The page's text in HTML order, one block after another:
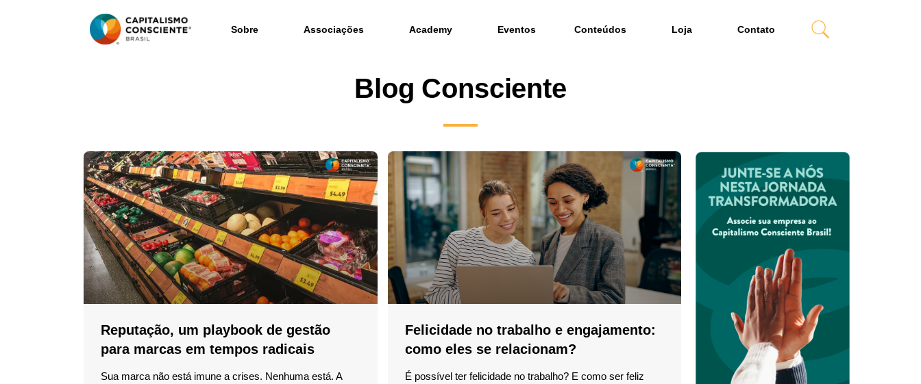
Sobre Associações Academy Eventos Conteúdos Loja Contato
Blog Consciente
Reputação, um playbook de gestão
para marcas em tempos radicais
Sua marca não está imune a crises. Nenhuma está. A
Felicidade no trabalho e engajamento:
como eles se relacionam?
É possível ter felicidade no trabalho? E como ser feliz